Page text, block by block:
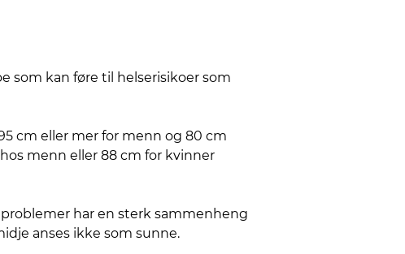
som kan føre til helserisikoer som
cm eller mer for menn og 80 cm
menn eller 88 cm for kvinner
har en sterk sammenheng
anses ikke som sunne.